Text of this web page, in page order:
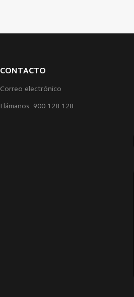
CONTACTO
Correo electrónico
Llámanos: 900 128 128